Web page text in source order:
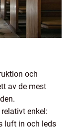
och
av de mest
enkel:
luft in och leds